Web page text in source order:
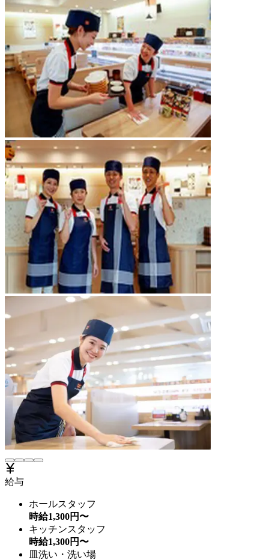
給与
ホールスタッフ
時給1,300円〜
キッチンスタッフ
時給1,300円〜
皿洗い・洗い場